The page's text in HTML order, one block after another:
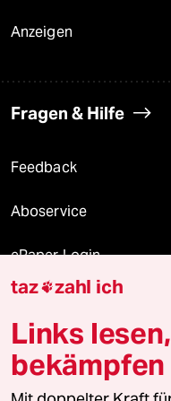
Anzeigen
Fragen & Hilfe
Feedback
Aboservice
ePaper Login
Downloads für
© 2026 taz Verlags und
Alle Rechte vorbehalten. Bei
taz zahl ich
Links
bekämpfen